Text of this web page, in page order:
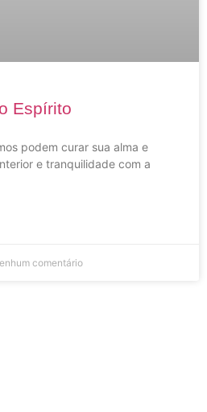
Espírito
podem curar sua alma e
e tranquilidade com a
comentário